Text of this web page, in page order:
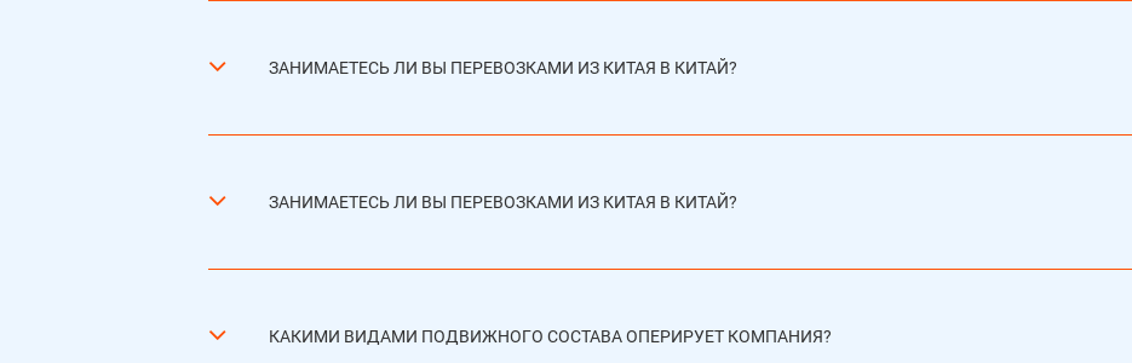
ЗАНИМАЕТЕСЬ ЛИ ВЫ ПЕРЕВОЗКАМИ ИЗ КИТАЯ В КИТАЙ?
ЗАНИМАЕТЕСЬ ЛИ ВЫ ПЕРЕВОЗКАМИ ИЗ КИТАЯ В КИТАЙ?
КАКИМИ ВИДАМИ ПОДВИЖНОГО СОСТАВА ОПЕРИРУЕТ КОМПАНИЯ?